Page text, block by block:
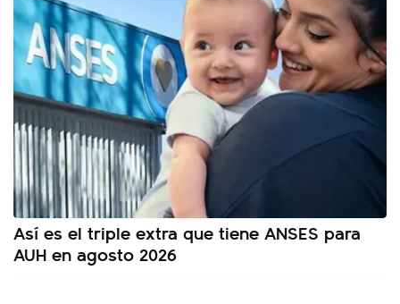
Así es el triple extra que tiene ANSES para
AUH en agosto 2026